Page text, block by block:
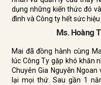
dụng những kiến thức đó
đình và Công ty hết sức hiệu
Ms. Hoàng
Mai đã đồng hành cùng
lúc Công Ty gặp khó khăn
Chuyên Gia Nguyễn
lại mọi thứ. Sau gần 1